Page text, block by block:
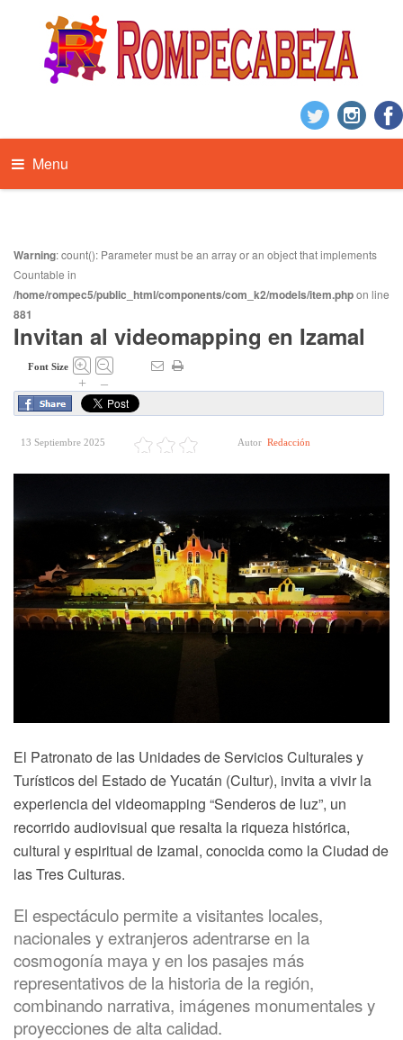
Menu
Warning: count(): Parameter must be an array or an object that implements
Countable in
/home/rompec5/public_html/components/com_k2/models/item.phpon line
881
Invitan al videomapping en Izamal
Font Size
+ –
13 Septiembre 2025 Autor Redacción
El Patronato de las Unidades de Servicios Culturales y
Turísticos del Estado de Yucatán (Cultur), invita a vivir la
experiencia del videomapping “Senderos de luz”, un
recorrido audiovisual que resalta la riqueza histórica,
cultural y espiritual de Izamal, conocida como la Ciudad de
las Tres Culturas.
El espectáculo permite a visitantes locales,
nacionales y extranjeros adentrarse en la
cosmogonía maya y en los pasajes más
representativos de la historia de la región,
combinando narrativa, imágenes monumentales y
proyecciones de alta calidad.